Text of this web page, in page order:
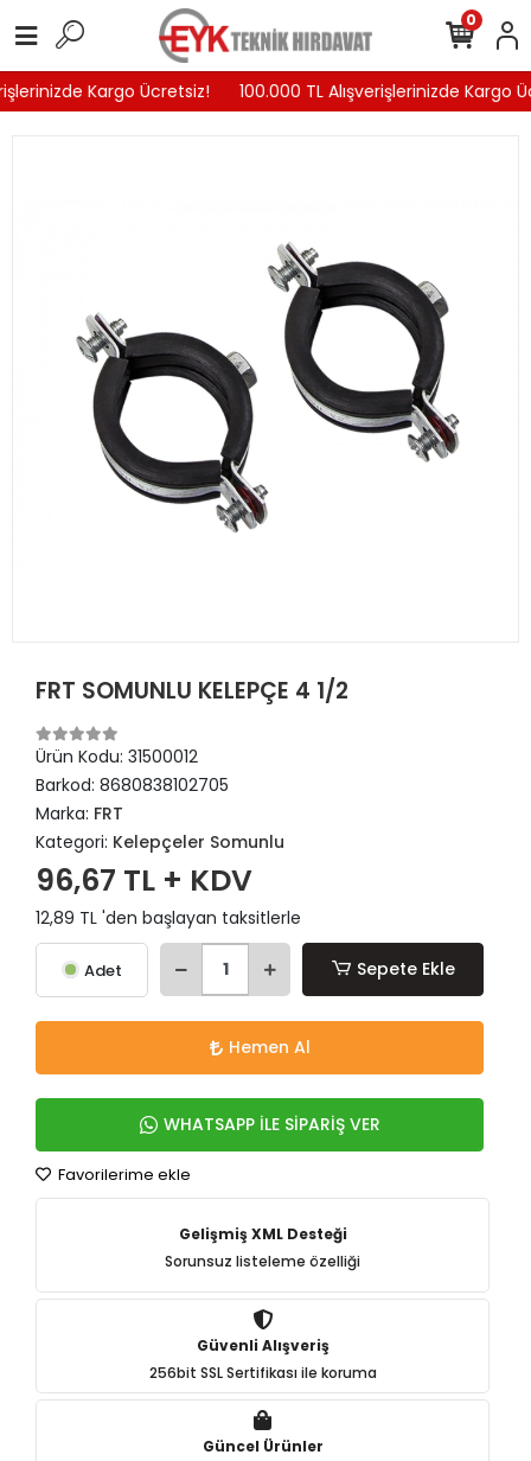
Kargo Ücretsiz! 100.000 TL Alışverişlerinizde Kargo
0
FRT SOMUNLU KELEPÇE 4 1/2
Ürün Kodu: 31500012
Barkod: 8680838102705
Marka: FRT
Kategori: Kelepçeler Somunlu
96,67 TL + KDV
12,89 TL 'den başlayan taksitlerle
Adet Sepete Ekle
Hemen Al
WHATSAPP İLE SİPARİŞ VER
Favorilerime ekle
Gelişmiş XML Desteği
Sorunsuz listeleme özelliği
Güvenli Alışveriş
256bit SSL Sertifikası ile koruma
Güncel Ürünler